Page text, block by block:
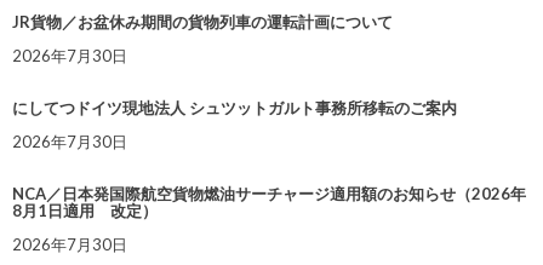
JR貨物／お盆休み期間の貨物列車の運転計画について
2026年7月30日
にしてつドイツ現地法人 シュツットガルト事務所移転のご案内
2026年7月30日
NCA／日本発国際航空貨物燃油サーチャージ適用額のお知らせ（2026年
8月1日適用 改定）
2026年7月30日